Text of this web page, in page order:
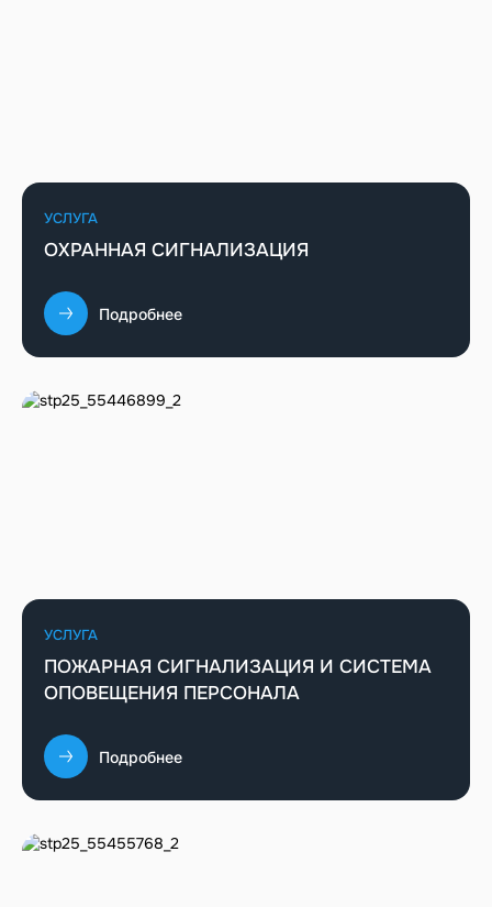
УСЛУГА
ОХРАННАЯ СИГНАЛИЗАЦИЯ
Подробнее
УСЛУГА
ПОЖАРНАЯ СИГНАЛИЗАЦИЯ И СИСТЕМА
ОПОВЕЩЕНИЯ ПЕРСОНАЛА
Подробнее